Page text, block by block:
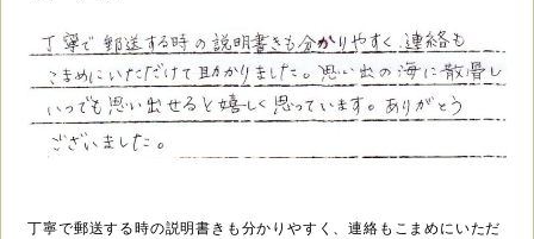
丁寧で郵送する時の説明書きも分かりやすく、連絡もこまめにいただ